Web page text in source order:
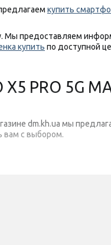
купить
Мы предоставляем
купить по доступной
PRO 5G
dm.kh.ua мы
вам с выбором.